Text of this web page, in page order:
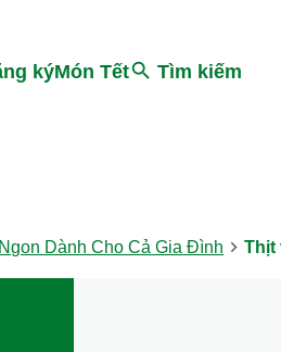
kýMón Tết Tìm kiếm
Dành Cho Cả Gia Đình Thịt